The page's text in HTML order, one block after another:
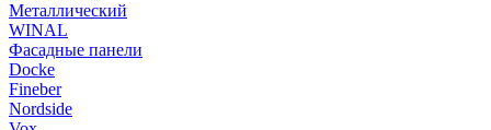
Металлический
WINAL
Фасадные панели
Docke
Fineber
Nordside